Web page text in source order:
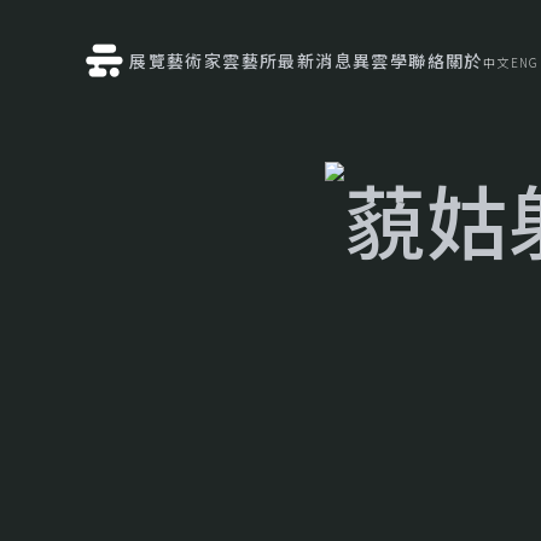
展覽藝術家雲藝所最新消息異雲學聯絡關於中文